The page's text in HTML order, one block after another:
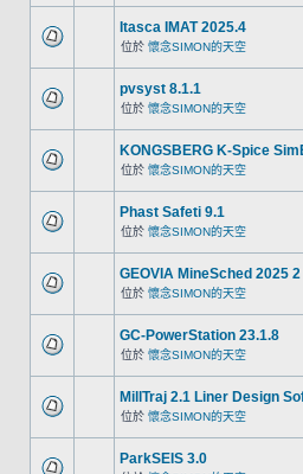
Itasca IMAT 2025.4
位於 懷念SIMON的天空
pvsyst 8.1.1
位於 懷念SIMON的天空
KONGSBERG K-Spice
位於 懷念SIMON的天空
Phast Safeti 9.1
位於 懷念SIMON的天空
GEOVIA MineSched 2025 2
位於 懷念SIMON的天空
GC-PowerStation 23.1.8
位於 懷念SIMON的天空
MillTraj 2.1 Liner Design
位於 懷念SIMON的天空
ParkSEIS 3.0